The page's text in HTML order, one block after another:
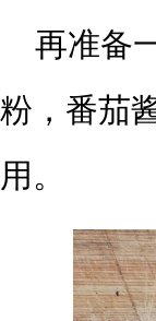
再准备
粉，番茄
用。